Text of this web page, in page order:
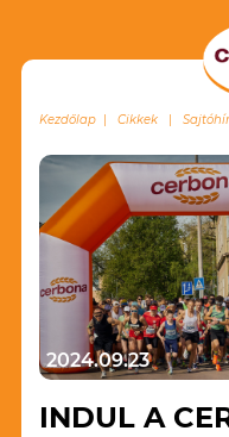
Kezdőlap Cikkek
2024.09.23
INDUL A